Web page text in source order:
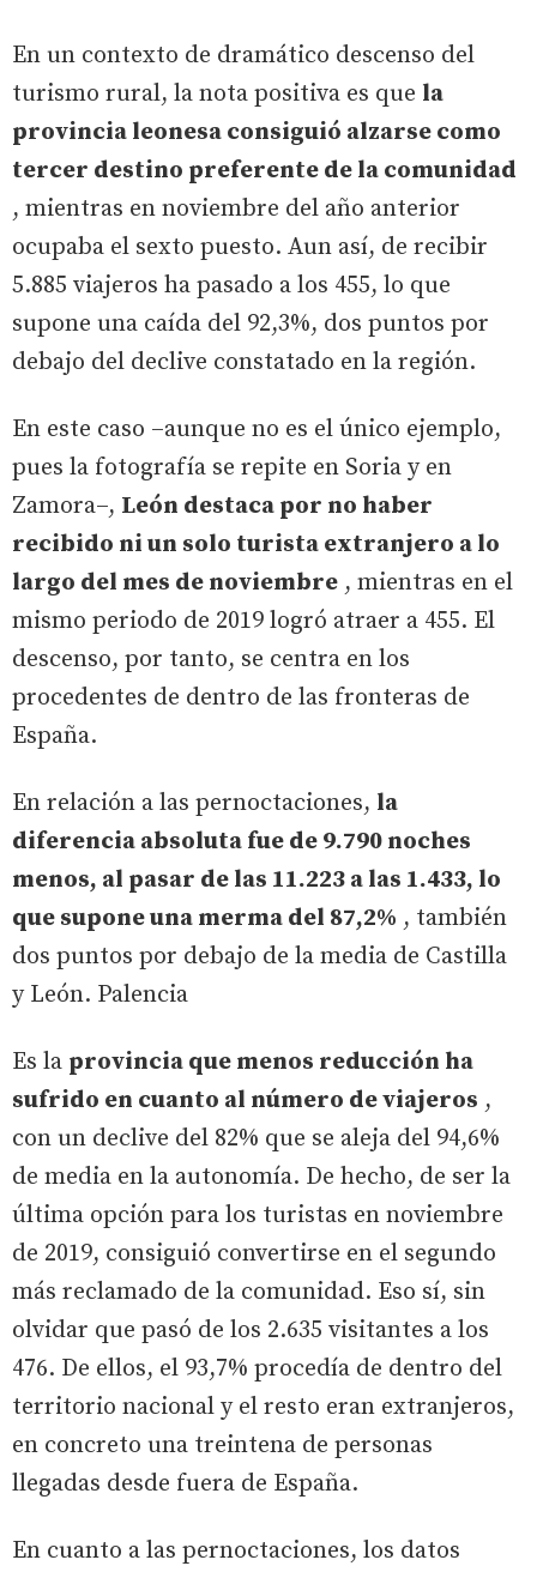
En un contexto de dramático descenso del
turismo rural, la nota positiva es que la
provincia leonesa consiguió alzarse como
tercer destino preferente de la comunidad
, mientras en noviembre del año anterior
ocupaba el sexto puesto. Aun así, de recibir
5.885 viajeros ha pasado a los 455, lo que
supone una caída del 92,3%, dos puntos por
debajo del declive constatado en la región.
En este caso –aunque no es el único ejemplo,
pues la fotografía se repite en Soria y en
Zamora–, León destaca por no haber
recibido ni un solo turista extranjero a lo
largo del mes de noviembre , mientras en el
mismo periodo de 2019 logró atraer a 455. El
descenso, por tanto, se centra en los
procedentes de dentro de las fronteras de
España.
En relación a las pernoctaciones, la
diferencia absoluta fue de 9.790 noches
menos, al pasar de las 11.223 a las 1.433, lo
que supone una merma del 87,2% , también
dos puntos por debajo de la media de Castilla
y León. Palencia
Es la provincia que menos reducción ha
sufrido en cuanto al número de viajeros ,
con un declive del 82% que se aleja del 94,6%
de media en la autonomía. De hecho, de ser la
última opción para los turistas en noviembre
de 2019, consiguió convertirse en el segundo
más reclamado de la comunidad. Eso sí, sin
olvidar que pasó de los 2.635 visitantes a los
476. De ellos, el 93,7% procedía de dentro del
territorio nacional y el resto eran extranjeros,
en concreto una treintena de personas
llegadas desde fuera de España.
En cuanto a las pernoctaciones, los datos